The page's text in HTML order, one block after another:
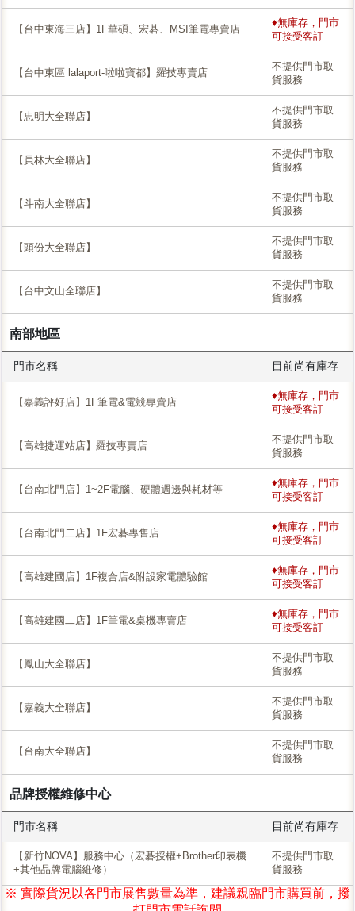
【台中東海三店】1F華碩、宏碁、MSI筆電專賣店
♦無庫存，門市
可接受客訂
【台中東區 lalaport-啦啦寶都】羅技專賣店
不提供門市取
貨服務
【忠明大全聯店】
不提供門市取
貨服務
【員林大全聯店】
不提供門市取
貨服務
【斗南大全聯店】
不提供門市取
貨服務
【頭份大全聯店】
不提供門市取
貨服務
【台中文山全聯店】
不提供門市取
貨服務
南部地區
門市名稱 目前尚有庫存
【嘉義評好店】1F筆電&電競專賣店
♦無庫存，門市
可接受客訂
【高雄捷運站店】羅技專賣店
不提供門市取
貨服務
【台南北門店】1~2F電腦、硬體週邊與耗材等
♦無庫存，門市
可接受客訂
【台南北門二店】1F宏碁專售店
♦無庫存，門市
可接受客訂
【高雄建國店】1F複合店&附設家電體驗館
♦無庫存，門市
可接受客訂
【高雄建國二店】1F筆電&桌機專賣店
♦無庫存，門市
可接受客訂
【鳳山大全聯店】
不提供門市取
貨服務
【嘉義大全聯店】
不提供門市取
貨服務
【台南大全聯店】
不提供門市取
貨服務
品牌授權維修中心
門市名稱 目前尚有庫存
【新竹NOVA】服務中心（宏碁授權+Brother印表機
+其他品牌電腦維修）
不提供門市取
貨服務
※ 實際貨況以各門市展售數量為準，建議親臨門市購買前，撥